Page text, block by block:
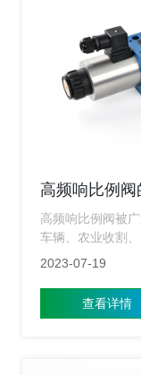
高频响比例
读取和解释？
高频响比例阀被
车辆、农业收割
控制流体的流量
2023-07-19
查看详情